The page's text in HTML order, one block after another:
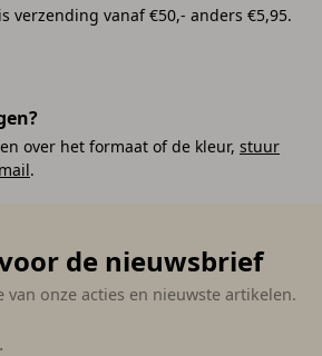
verzending vanaf €50,- anders €5,95.
over het formaat of de kleur, stuur
.
de nieuwsbrief
onze acties en nieuwste artikelen.